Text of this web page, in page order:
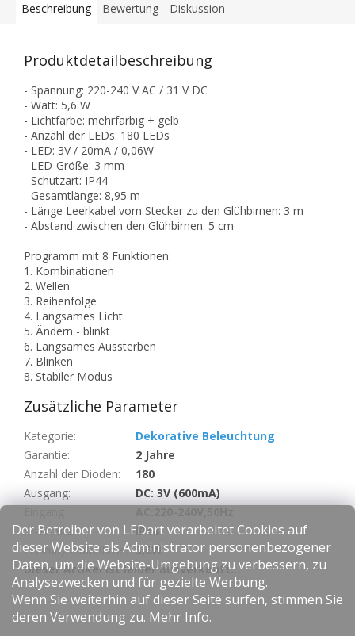
Der Betreiber von LEDart verarbeitet Cookies auf
dieser Website als Administrator personenbezogener
Daten, um die Website-Umgebung zu verbessern, zu
Analysezwecken und für gezielte Werbung.
Wenn Sie weiterhin auf dieser Seite surfen, stimmen Sie
deren Verwendung zu. Mehr Info.
Beschreibung Bewertung Diskussion
Produktdetailbeschreibung
- Spannung: 220-240 V AC / 31 V DC
- Watt: 5,6 W
- Lichtfarbe: mehrfarbig + gelb
- Anzahl der LEDs: 180 LEDs
- LED: 3V / 20mA / 0,06W
- LED-Größe: 3 mm
- Schutzart: IP44
- Gesamtlänge: 8,95 m
- Länge Leerkabel vom Stecker zu den Glühbirnen: 3 m
- Abstand zwischen den Glühbirnen: 5 cm
Programm mit 8 Funktionen:
1. Kombinationen
2. Wellen
3. Reihenfolge
4. Langsames Licht
5. Ändern - blinkt
6. Langsames Aussterben
7. Blinken
8. Stabiler Modus
Zusätzliche Parameter
Kategorie:
Dekorative Beleuchtung
Garantie:
2 Jahre
Anzahl der Dioden:
180
Ausgang:
DC: 3V (600mA)
IP-Schutz:
IP44
Leistungsaufnahme: 5,6W
Dieser Artikel ist leider ausverkauft…